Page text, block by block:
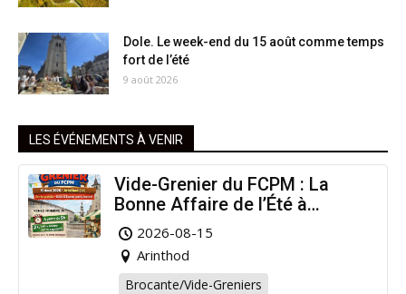
Dole. Le week-end du 15 août comme temps
fort de l’été
9 août 2026
LES ÉVÉNEMENTS À VENIR
Vide-Grenier du FCPM : La
Bonne Affaire de l’Été à
Arinthod !
2026-08-15
Arinthod
Brocante/Vide-Greniers